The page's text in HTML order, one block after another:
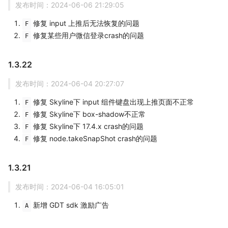
发布时间：2024-06-06 21:29:05
F 修复 input 上推后无法恢复的问题
F 修复某些用户微信登录crash的问题
1.3.22
发布时间：2024-06-04 20:27:07
F 修复 Skyline下 input 组件键盘出现上推页面不正常
F 修复 Skyline下 box-shadow不正常
F 修复 Skyline下 17.4.x crash的问题
F 修复 node.takeSnapShot crash的问题
1.3.21
发布时间：2024-06-04 16:05:01
A 新增 GDT sdk 激励广告